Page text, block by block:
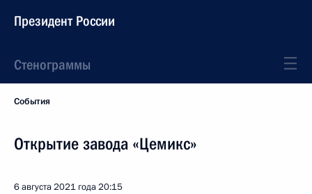
Президент России
Стенограммы
События
Открытие завода «Цемикс»
6 августа 2021 года20:15